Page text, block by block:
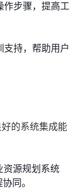
作步骤，提高工
支持，帮助用户
的系统集成能
资源规划系统
同。